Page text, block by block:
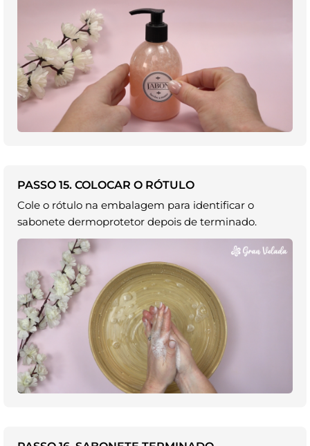
PASSO 15. COLOCAR O RÓTULO
Cole o rótulo na embalagem para identificar o
sabonete dermoprotetor depois de terminado.